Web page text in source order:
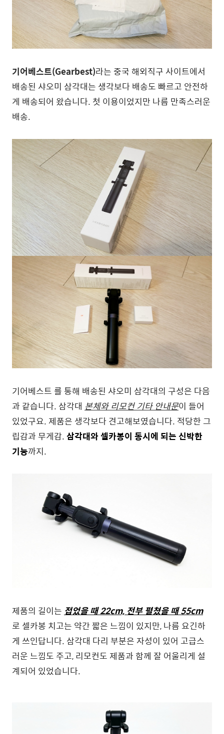
기어베스트(Gearbest)라는 중국 해외직구 사이트에서
배송된 샤오미 삼각대는 생각보다 배송도 빠르고 안전하
게 배송되어 왔습니다. 첫 이용이었지만 나름 만족스러운
배송.
기어베스트 를 통해 배송된 샤오미 삼각대의 구성은 다음
과 같습니다. 삼각대 본체와 리모컨 기타 안내문이 들어
있었구요. 제품은 생각보다 견고해보였습니다. 적당한 그
립감과 무게감.삼각대와 셀카봉이 동시에 되는 신박한
기능까지.
제품의 길이는 접었을 때 22cm, 전부 펼쳤을 때 55cm
로 셀카봉 치고는 약간 짧은 느낌이 있지만, 나름 요긴하
게 쓰인답니다. 삼각대 다리 부분은 자성이 있어 고급스
러운 느낌도 주고, 리모컨도 제품과 함께 잘 어울리게 설
계되어 있었습니다.